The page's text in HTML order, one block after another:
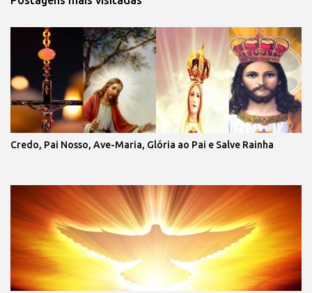
Credo, Pai Nosso, Ave-Maria, Glória ao Pai e Salve Rainha